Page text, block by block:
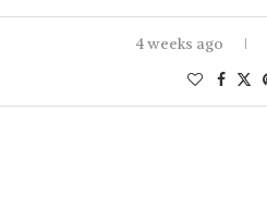
4 weeks ago